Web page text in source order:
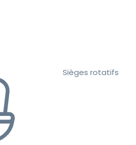
Sièges rotatifs